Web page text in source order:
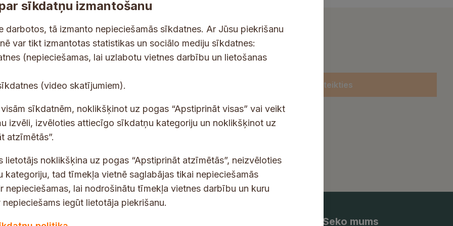
jaunumus savā e-pastā
-
p
a
s
s
*
Pieteikties
e-pastā.
darba laiks Seko mums
sīkdatņu izmantošanu
darbotos, tā izmanto nepieciešamās sīkdatnes. Ar Jūsu piekrišanu
var tikt izmantotas statistikas un sociālo mediju sīkdatnes:
(nepieciešamas, lai uzlabotu vietnes darbību un lietošanas
(video skatījumiem).
sīkdatnēm, noklikšķinot uz pogas “Apstiprināt visas” vai veikt
izvēli, izvēloties attiecīgo sīkdatņu kategoriju un noklikšķinot uz
atzīmētās”.
lietotājs noklikšķina uz pogas “Apstiprināt atzīmētās”, neizvēloties
kategoriju, tad tīmekļa vietnē saglabājas tikai nepieciešamās
nepieciešamas, lai nodrošinātu tīmekļa vietnes darbību un kuru
iegūt lietotāja piekrišanu.